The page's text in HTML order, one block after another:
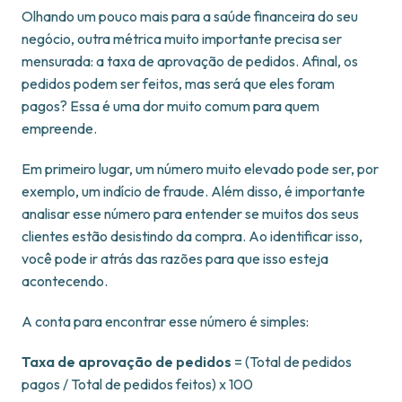
Olhando um pouco mais para a saúde financeira do seu
negócio, outra métrica muito importante precisa ser
mensurada: a taxa de aprovação de pedidos. Afinal, os
pedidos podem ser feitos, mas será que eles foram
pagos? Essa é uma dor muito comum para quem
empreende.
Em primeiro lugar, um número muito elevado pode ser, por
exemplo, um indício de fraude. Além disso, é importante
analisar esse número para entender se muitos dos seus
clientes estão desistindo da compra. Ao identificar isso,
você pode ir atrás das razões para que isso esteja
acontecendo.
A conta para encontrar esse número é simples:
Taxa de aprovação de pedidos = (Total de pedidos
pagos / Total de pedidos feitos) x 100